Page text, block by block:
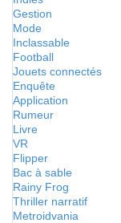
Gestion
Mode
Inclassable
Football
Jouets connectés
Enquête
Application
Rumeur
Livre
VR
Flipper
Bac à sable
Rainy Frog
Thriller narratif
Metroidvania